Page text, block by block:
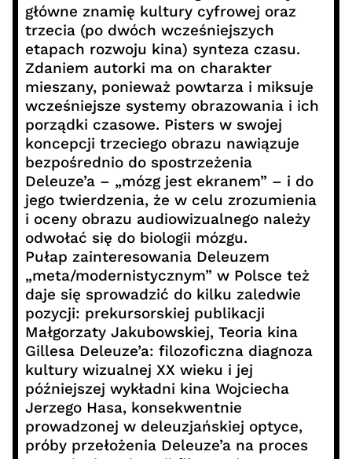
główne znamię kultury cyfrowej oraz
trzecia (po dwóch wcześniejszych
etapach rozwoju kina) synteza czasu.
Zdaniem autorki ma on charakter
mieszany, ponieważ powtarza i miksuje
wcześniejsze systemy obrazowania i ich
porządki czasowe. Pisters w swojej
koncepcji trzeciego obrazu nawiązuje
bezpośrednio do spostrzeżenia
Deleuze’a – „mózg jest ekranem” – i do
jego twierdzenia, że w celu zrozumienia
i oceny obrazu audiowizualnego należy
odwołać się do biologii mózgu.
Pułap zainteresowania Deleuzem
„meta/modernistycznym” w Polsce też
daje się sprowadzić do kilku zaledwie
pozycji: prekursorskiej publikacji
Małgorzaty Jakubowskiej, Teoria kina
Gillesa Deleuze’a: filozoficzna diagnoza
kultury wizualnej XX wieku i jej
późniejszej wykładni kina Wojciecha
Jerzego Hasa, konsekwentnie
prowadzonej w deleuzjańskiej optyce,
próby przełożenia Deleuze’a na proces